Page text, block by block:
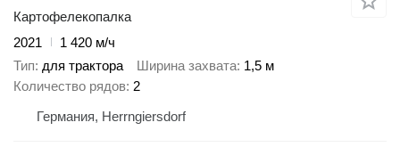
Картофелекопалка
2021
1 420 м/ч
Тип для трактора Ширина захвата 1,5 м
Количество рядов 2
Германия, Herrngiersdorf